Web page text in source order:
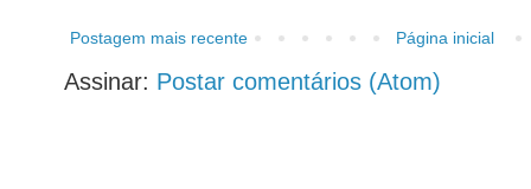
Postagem mais recente Página inicial
Assinar: Postar comentários (Atom)